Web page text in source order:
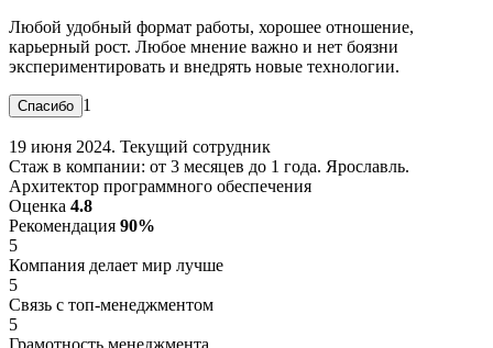
Любой удобный формат работы, хорошее отношение,
карьерный рост. Любое мнение важно и нет боязни
экспериментировать и внедрять новые технологии.
1
19 июня 2024. Текущий сотрудник
Стаж в компании: от 3 месяцев до 1 года. Ярославль.
Архитектор программного обеспечения
Оценка 4.8
Рекомендация 90%
5
Компания делает мир лучше
5
Связь с топ-менеджментом
5
Грамотность менеджмента